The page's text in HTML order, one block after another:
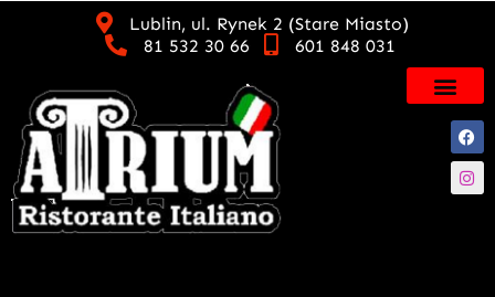
Lublin, ul. Rynek 2 (Stare Miasto)
81 532 30 66
601 848 031